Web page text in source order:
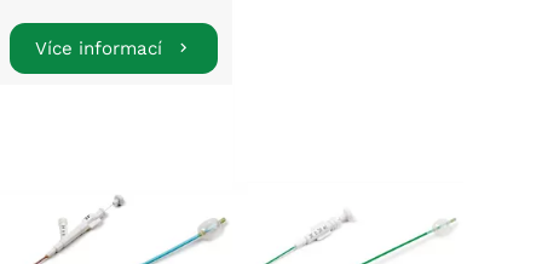
Více informací